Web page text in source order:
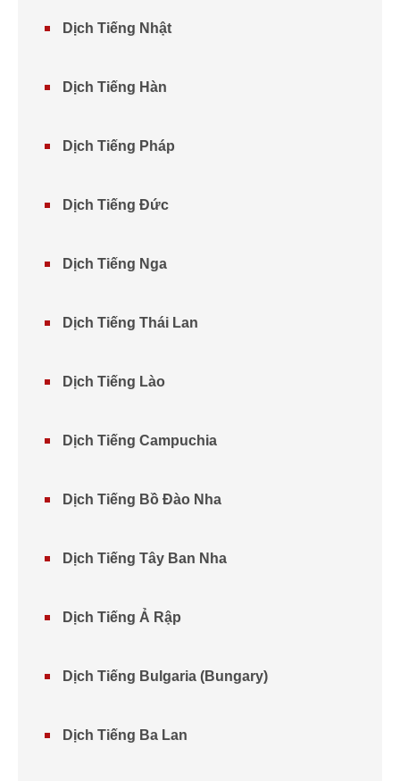
Dịch Tiếng Nhật
Dịch Tiếng Hàn
Dịch Tiếng Pháp
Dịch Tiếng Đức
Dịch Tiếng Nga
Dịch Tiếng Thái Lan
Dịch Tiếng Lào
Dịch Tiếng Campuchia
Dịch Tiếng Bồ Đào Nha
Dịch Tiếng Tây Ban Nha
Dịch Tiếng Ả Rập
Dịch Tiếng Bulgaria (Bungary)
Dịch Tiếng Ba Lan